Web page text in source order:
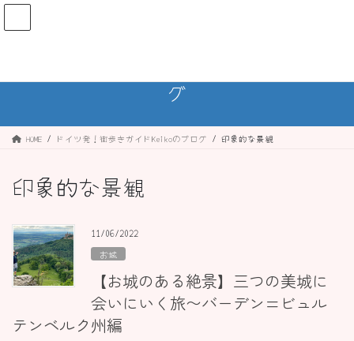
コ
キ
ナ
に
グ
HOME ドイツ発！街歩きガイドKeikoのブログ 印象的な景観
印象的な景観
11/06/2022
お城
【お城のある絶景】三つの美城に
会いにいく旅〜バーデン=ビュル
テンベルク州編